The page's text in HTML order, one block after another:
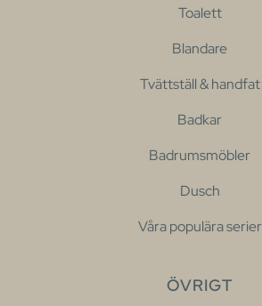
Toalett
Blandare
Tvättställ & handfat
Badkar
Badrumsmöbler
Dusch
Våra populära serier
ÖVRIGT